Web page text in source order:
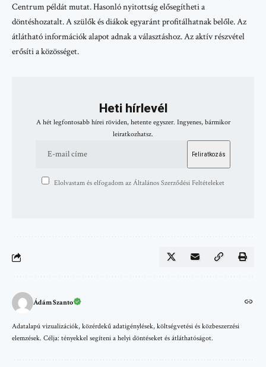
Centrum példát mutat. Hasonló nyitottság elősegítheti a
döntéshozatalt. A szülők és diákok egyaránt profitálhatnak belőle. Az
átlátható információk alapot adnak a választáshoz. Az aktív részvétel
erősíti a közösséget.
Heti hírlevél
A hét legfontosabb hírei röviden, hetente egyszer. Ingyenes, bármikor
leiratkozhatsz.
Elolvastam és elfogadom az Általános Szerződési Feltételeket
Ádám Szanto
Adatalapú vizualizációk, közérdekű adatigénylések, költségvetési és közbeszerzési
elemzések. Célja: tényekkel segíteni a helyi döntéseket és átláthatóságot.